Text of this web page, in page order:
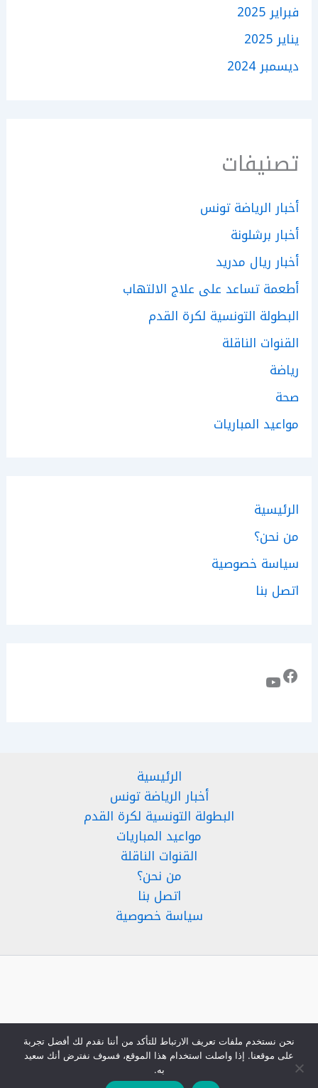
فبراير 2025
يناير 2025
ديسمبر 2024
تصنيفات
أخبار الرياضة تونس
أخبار برشلونة
أخبار ريال مدريد
أطعمة تساعد على علاج الالتهاب
البطولة التونسية لكرة القدم
القنوات الناقلة
رياضة
صحة
مواعيد المباريات
الرئيسية
من نحن؟
سياسة خصوصية
اتصل بنا
فيسبوكيوتيوب
الرئيسية
أخبار الرياضة تونس
البطولة التونسية لكرة القدم
مواعيد المباريات
القنوات الناقلة
من نحن؟
اتصل بنا
سياسة خصوصية
- جميع الحقوق محفوظة 2025
نحن نستخدم ملفات تعريف الارتباط للتأكد من أننا نقدم لك أفضل تجربة
على موقعنا. إذا واصلت استخدام هذا الموقع، فسوف نفترض أنك سعيد
به.